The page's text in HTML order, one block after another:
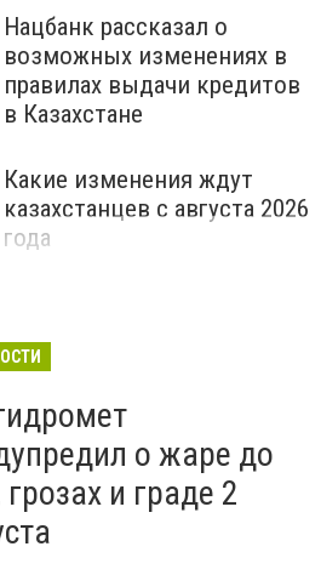
Нацбанк рассказал о
возможных изменениях в
правилах выдачи кредитов
в Казахстане
Какие изменения ждут
казахстанцев с августа 2026
года
о жаре до
и граде 2